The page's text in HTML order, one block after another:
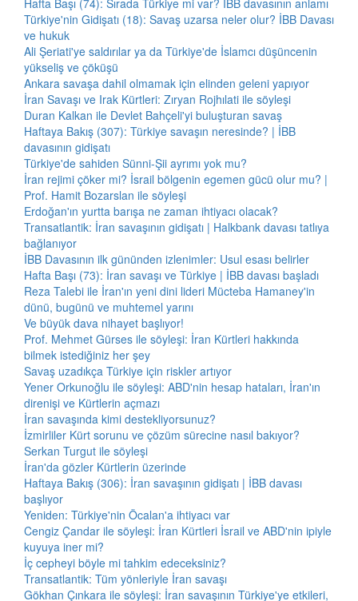
Hafta Başı (74): Sırada Türkiye mi var? İBB davasının anlamı
Türkiye'nin Gidişatı (18): Savaş uzarsa neler olur? İBB Davası
ve hukuk
Ali Şeriati'ye saldırılar ya da Türkiye'de İslamcı düşüncenin
yükseliş ve çöküşü
Ankara savaşa dahil olmamak için elinden geleni yapıyor
İran Savaşı ve Irak Kürtleri: Zıryan Rojhılati ile söyleşi
Duran Kalkan ile Devlet Bahçeli'yi buluşturan savaş
Haftaya Bakış (307): Türkiye savaşın neresinde? | İBB
davasının gidişatı
Türkiye'de sahiden Sünni-Şii ayrımı yok mu?
İran rejimi çöker mi? İsrail bölgenin egemen gücü olur mu? |
Prof. Hamit Bozarslan ile söyleşi
Erdoğan'ın yurtta barışa ne zaman ihtiyacı olacak?
Transatlantik: İran savaşının gidişatı | Halkbank davası tatlıya
bağlanıyor
İBB Davasının ilk gününden izlenimler: Usul esası belirler
Hafta Başı (73): İran savaşı ve Türkiye | İBB davası başladı
Reza Talebi ile İran'ın yeni dini lideri Mücteba Hamaney'in
dünü, bugünü ve muhtemel yarını
Ve büyük dava nihayet başlıyor!
Prof. Mehmet Gürses ile söyleşi: İran Kürtleri hakkında
bilmek istediğiniz her şey
Savaş uzadıkça Türkiye için riskler artıyor
Yener Orkunoğlu ile söyleşi: ABD'nin hesap hataları, İran'ın
direnişi ve Kürtlerin açmazı
İran savaşında kimi destekliyorsunuz?
İzmirliler Kürt sorunu ve çözüm sürecine nasıl bakıyor?
Serkan Turgut ile söyleşi
İran'da gözler Kürtlerin üzerinde
Haftaya Bakış (306): İran savaşının gidişatı | İBB davası
başlıyor
Yeniden: Türkiye'nin Öcalan'a ihtiyacı var
Cengiz Çandar ile söyleşi: İran Kürtleri İsrail ve ABD'nin ipiyle
kuyuya iner mi?
İç cepheyi böyle mi tahkim edeceksiniz?
Transatlantik: Tüm yönleriyle İran savaşı
Gökhan Çınkara ile söyleşi: İran savaşının Türkiye'ye etkileri,